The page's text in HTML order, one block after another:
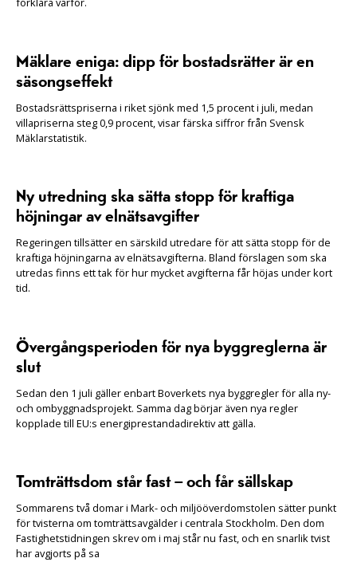
Mäklare eniga: dipp för bostadsrätter är en
säsongseffekt
Bostadsrättspriserna i riket sjönk med 1,5 procent i juli, medan
villapriserna steg 0,9 procent, visar färska siffror från Svensk
Mäklarstatistik.
Ny utredning ska sätta stopp för kraftiga
höjningar av elnätsavgifter
Regeringen tillsätter en särskild utredare för att sätta stopp för de
kraftiga höjningarna av elnätsavgifterna. Bland förslagen som ska
utredas finns ett tak för hur mycket avgifterna får höjas under kort
tid.
Övergångsperioden för nya byggreglerna är
slut
Sedan den 1 juli gäller enbart Boverkets nya byggregler för alla ny-
och ombyggnadsprojekt. Samma dag börjar även nya regler
kopplade till EU:s energiprestandadirektiv att gälla.
Tomträttsdom står fast – och får sällskap
Sommarens två domar i Mark- och miljööverdomstolen sätter punkt
för tvisterna om tomträttsavgälder i centrala Stockholm. Den dom
Fastighetstidningen skrev om i maj står nu fast, och en snarlik tvist
har avgjorts på sa